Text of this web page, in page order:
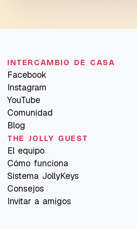
INTERCAMBIO DE CASA
Facebook
Instagram
YouTube
Comunidad
Blog
THE JOLLY GUEST
El equipo
Cómo funciona
Sistema JollyKeys
Consejos
Invitar a amigos